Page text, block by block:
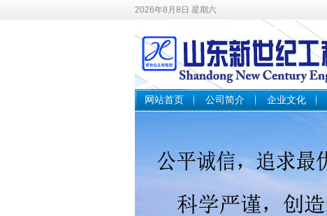
2026年8月8日 星期六
网站首页 公司简介 企业文化